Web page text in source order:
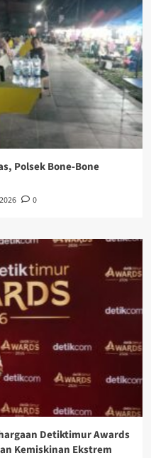
Polsek Bone-Bone
0
Detiktimur Awards
Kemiskinan Ekstrem